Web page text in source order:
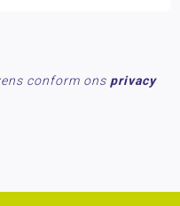
conform ons privacy